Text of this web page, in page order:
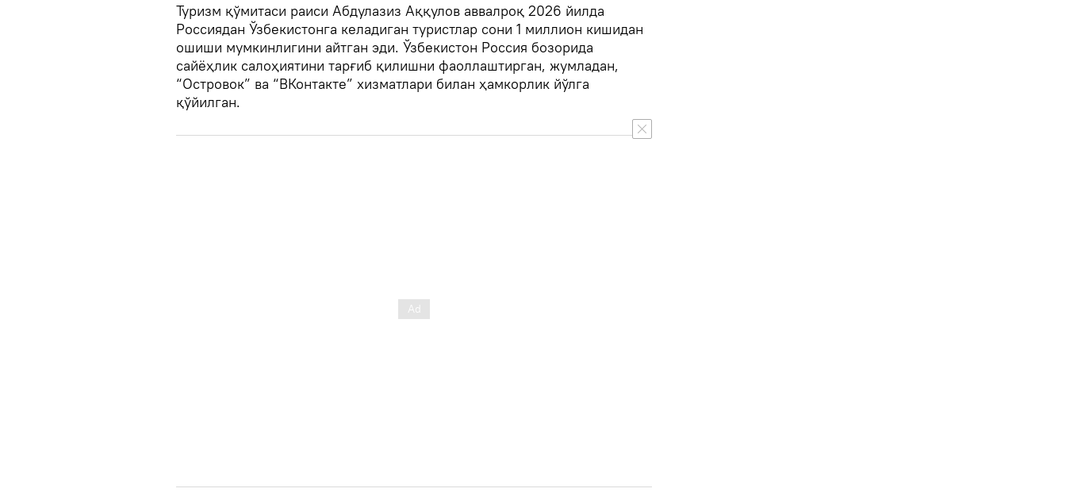
Туризм қўмитаси раиси Абдулазиз Аққулов аввалроқ 2026 йилда
Россиядан Ўзбекистонга келадиган туристлар сони 1 миллион кишидан
ошиши мумкинлигини айтган эди. Ўзбекистон Россия бозорида
сайёҳлик салоҳиятини тарғиб қилишни фаоллаштирган, жумладан,
“Островок” ва “ВКонтакте” хизматлари билан ҳамкорлик йўлга
қўйилган.